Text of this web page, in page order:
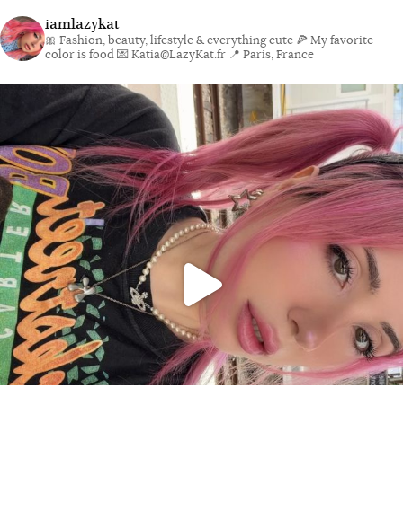
iamlazykat
🎀 Fashion, beauty, lifestyle & everything cute 🍕 My favorite
color is food💌 Katia@LazyKat.fr 📍 Paris, France